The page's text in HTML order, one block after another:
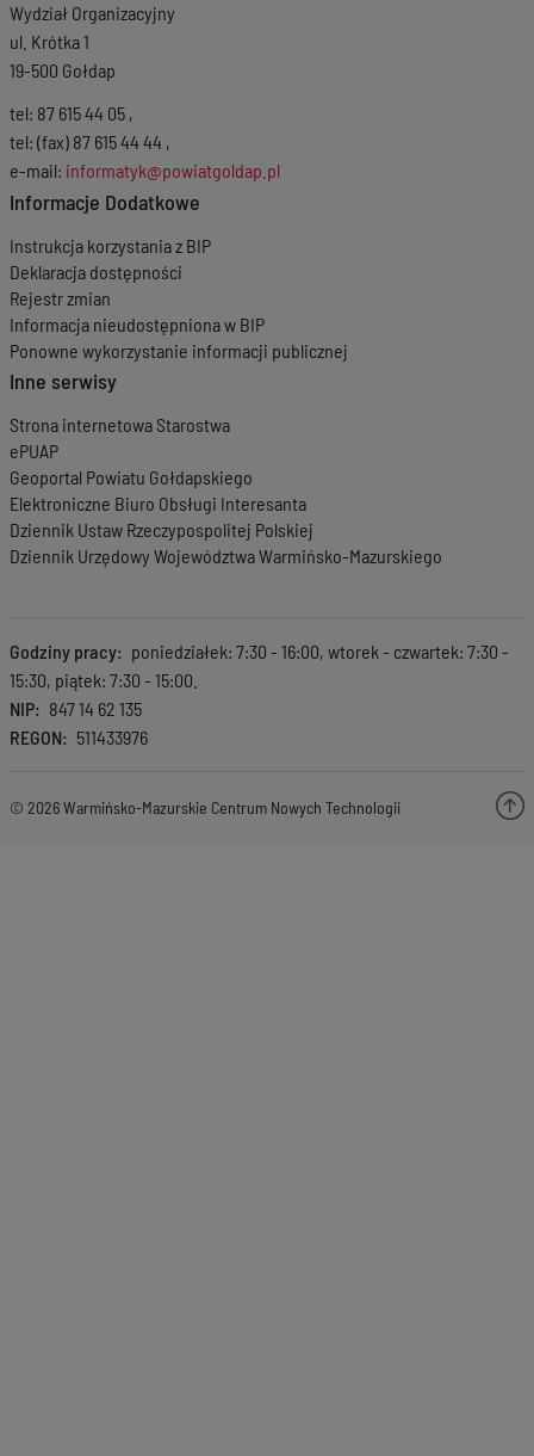
Wydział Organizacyjny
ul. Krótka 1
19-500 Gołdap
tel: 87 615 44 05 ,
tel: (fax) 87 615 44 44 ,
e-mail: informatyk@powiatgoldap.pl
Informacje Dodatkowe
Instrukcja korzystania z BIP
Deklaracja dostępności
Rejestr zmian
Informacja nieudostępniona w BIP
Ponowne wykorzystanie informacji publicznej
Inne serwisy
Strona internetowa Starostwa
ePUAP
Geoportal Powiatu Gołdapskiego
Elektroniczne Biuro Obsługi Interesanta
Dziennik Ustaw Rzeczypospolitej Polskiej
Dziennik Urzędowy Województwa Warmińsko-Mazurskiego
Godziny pracy
poniedziałek: 7:30 - 16:00, wtorek - czwartek: 7:30 -
15:30, piątek: 7:30 - 15:00.
NIP
847 14 62 135
REGON
511433976
© 2026 Warmińsko-Mazurskie Centrum Nowych Technologii